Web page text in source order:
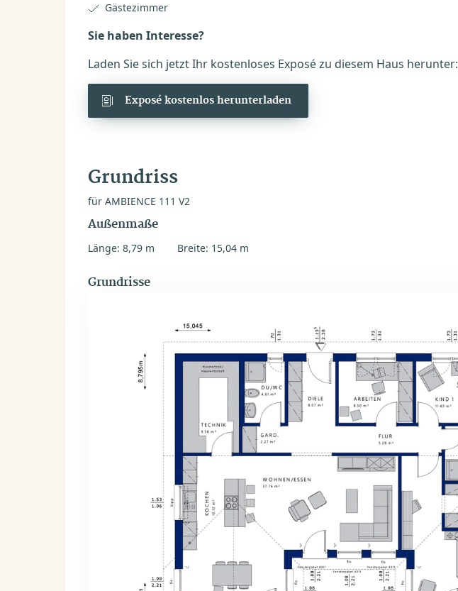
Gästezimmer
Sie haben Interesse?
Laden Sie sich jetzt Ihr kostenloses Exposé zu diesem Haus herunter:
Exposé kostenlos herunterladen
Grundriss
für AMBIENCE 111 V2
Außenmaße
Länge: 8,79 m Breite: 15,04 m
Grundrisse